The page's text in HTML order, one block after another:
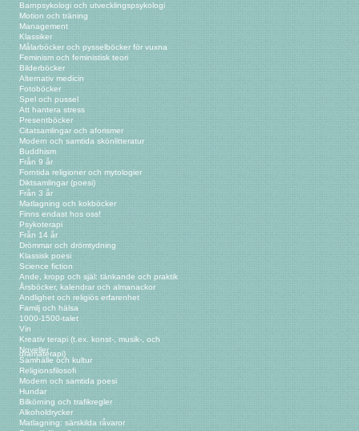
Barnpsykologi och utvecklingspsykologi
Motion och träning
Management
Klassiker
Målarböcker och pysselböcker för vuxna
Feminism och feministisk teori
Bilderböcker
Alternativ medicin
Fotoböcker
Spel och pussel
Att hantera stress
Presentböcker
Citatsamlingar och aforismer
Modern och samtida skönlitteratur
Buddhism
Från 9 år
Forntida religioner och mytologier
Diktsamlingar (poesi)
Från 3 år
Matlagning och kokböcker
Finns endast hos oss!
Psykoterapi
Från 14 år
Drömmar och drömtydning
Klassisk poesi
Science fiction
Ande, kropp och själ: tänkande och praktik
Årsböcker, kalendrar och almanackor
Andlighet och religiös erfarenhet
Familj och hälsa
1000-1500-talet
Vin
Kreativ terapi (t.ex. konst-, musik-, och
dramaterapi)
Noveller
Samhälle och kultur
Religionsfilosofi
Modern och samtida poesi
Hundar
Bilkörning och trafikregler
Alkoholdrycker
Matlagning: särskilda råvaror